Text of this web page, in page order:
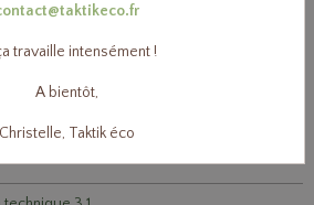
travaille intensément !
A bientôt,
Christelle, Taktik éco